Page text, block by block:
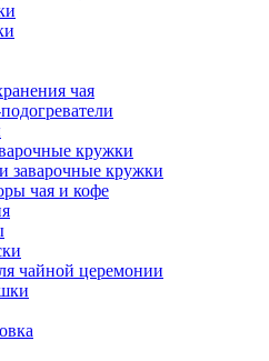
чая
кружки
заварочные кружки
чая и кофе
чайной церемонии